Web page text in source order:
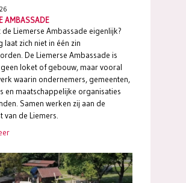
AMBASSADE
de Liemerse Ambassade eigenlijk?
laat zich niet in één zin
De Liemerse Ambassade is
loket of gebouw, maar vooral
waarin ondernemers, gemeenten,
en maatschappelijke organisaties
Samen werken zij aan de
van de Liemers.